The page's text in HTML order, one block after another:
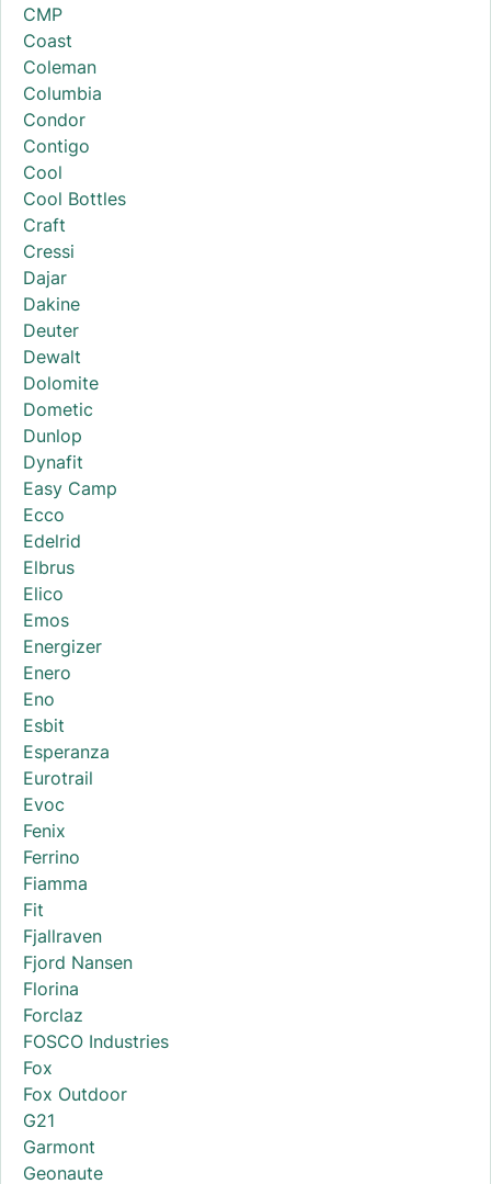
CMP
Coast
Coleman
Columbia
Condor
Contigo
Cool
Cool Bottles
Craft
Cressi
Dajar
Dakine
Deuter
Dewalt
Dolomite
Dometic
Dunlop
Dynafit
Easy Camp
Ecco
Edelrid
Elbrus
Elico
Emos
Energizer
Enero
Eno
Esbit
Esperanza
Eurotrail
Evoc
Fenix
Ferrino
Fiamma
Fit
Fjallraven
Fjord Nansen
Florina
Forclaz
FOSCO Industries
Fox
Fox Outdoor
G21
Garmont
Geonaute